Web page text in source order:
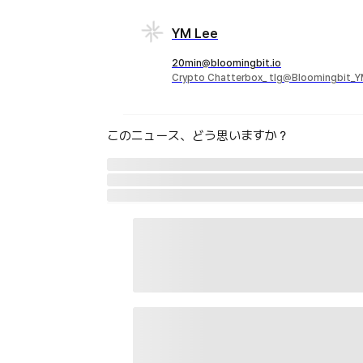
YM Lee
20min@bloomingbit.io
Crypto Chatterbox_
このニュース、どう思いますか？